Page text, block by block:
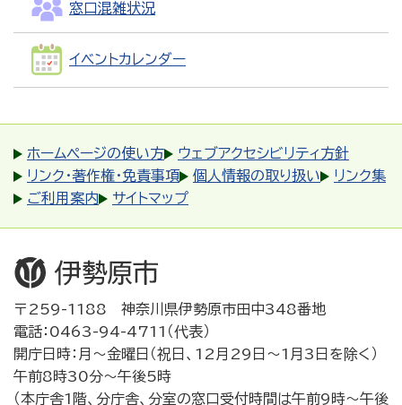
窓口混雑状況
イベントカレンダー
ホームページの使い方
ウェブアクセシビリティ方針
リンク・著作権・免責事項
個人情報の取り扱い
リンク集
ご利用案内
サイトマップ
〒259-1188 神奈川県伊勢原市田中348番地
電話：0463-94-4711（代表）
開庁日時：月～金曜日（祝日、12月29日～1月3日を除く）
午前8時30分～午後5時
（本庁舎1階、分庁舎、分室の窓口受付時間は午前9時～午後